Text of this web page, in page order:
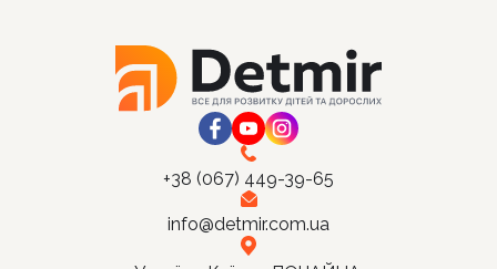
+38 (067) 449-39-65
info@detmir.com.ua